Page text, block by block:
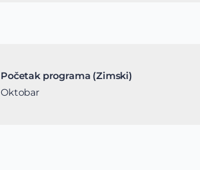
Početak programa (Zimski)
Oktobar